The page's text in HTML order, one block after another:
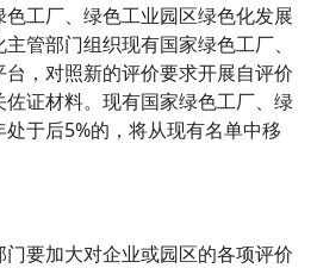
工厂、绿色工业园区绿色化发展
管部门组织现有国家绿色工厂、
，对照新的评价要求开展自评价
证材料。现有国家绿色工厂、绿
于后5%的，将从现有名单中移
要加大对企业或园区的各项评价